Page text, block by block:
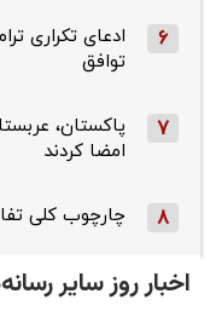
6
ادعای تکراری
توافق
7
پاکستان،
امضا کردند
8 چارچوب کلی